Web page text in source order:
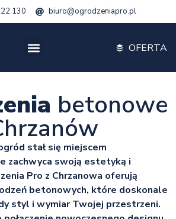
130 biuro@ogrodzeniapro.pl
OFERTA
betonowe
stał się miejscem
zachwyca swoją estetyką i
Pro z Chrzanowa oferują
betonowych, które doskonale
styl i wymiar Twojej przestrzeni.